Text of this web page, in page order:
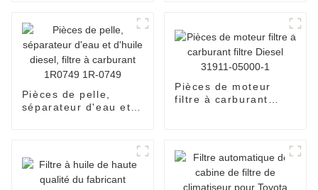
Pièces de pelle,
séparateur d'eau et
Pièces de moteur
filtre à carburant